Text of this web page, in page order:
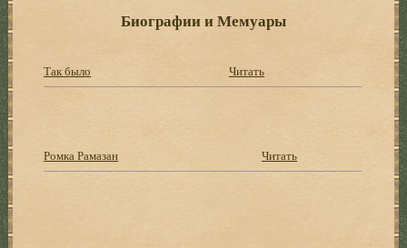
Биографии и Мемуары
Так было Читать
Ромка Рамазан Читать